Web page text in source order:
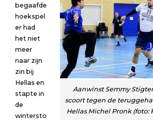
Aanwinst Semmy
scoort tegen de
Hellas Michel Pronk (foto:
begaafde
hoekspel
er had
het niet
meer
naar zijn
zin bij
Hellas en
stapte in
de
wintersto